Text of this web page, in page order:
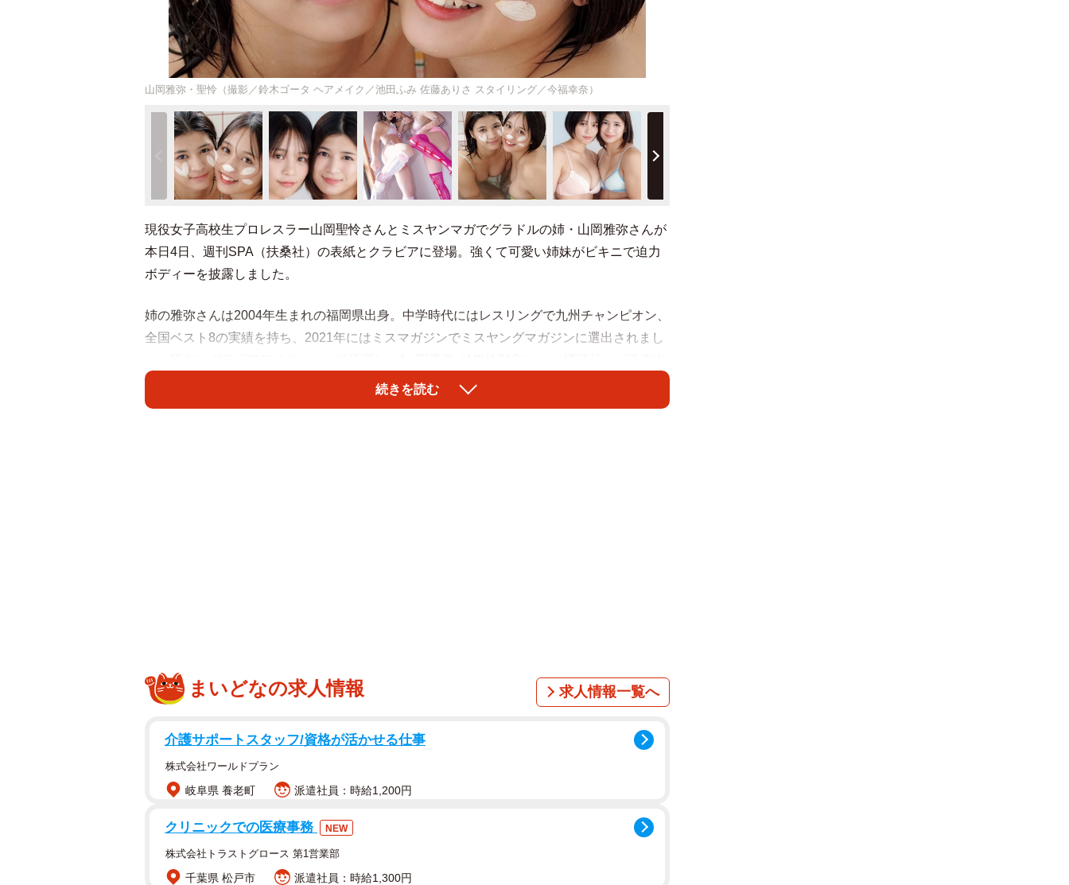
山岡雅弥・聖怜（撮影／鈴木ゴータ ヘアメイク／池田ふみ 佐藤ありさ スタイリング／今福幸奈）
現役女子高校生プロレスラー山岡聖怜さんとミスヤンマガでグラドルの姉・山岡雅弥さんが
本日4日、週刊SPA（扶桑社）の表紙とクラビアに登場。強くて可愛い姉妹がビキニで迫力
ボディーを披露しました。
姉の雅弥さんは2004年生まれの福岡県出身。中学時代にはレスリングで九州チャンピオン、
全国ベスト8の実績を持ち、2021年にはミスマガジンでミスヤングマガジンに選出されまし
です。
ューし、19日には後楽園ホールでわずかデビュー5戦目・初のタイトルマッチ挑戦でベルト
を奪取。マイクの力強さに早くも定評がある。X（@y_seri_1113）には姉との仲良しショッ
【山岡雅弥さんプロフィール】
2004年、福岡県生まれ。T161B92Ｗ60H92。中学時代にレスリングで九州チャンピオン、
『MIYABI Blue』（講談社）が発売中。最新情報はX（@miyabi_11292004）
続きを読む
まいどなの求人情報 求人情報一覧へ
介護サポートスタッフ/資格が活かせる仕事
株式会社ワールドプラン
岐阜県 養老町 派遣社員：時給1,200円
クリニックでの医療事務 NEW
株式会社トラストグロース 第1営業部
千葉県 松戸市 派遣社員：時給1,300円